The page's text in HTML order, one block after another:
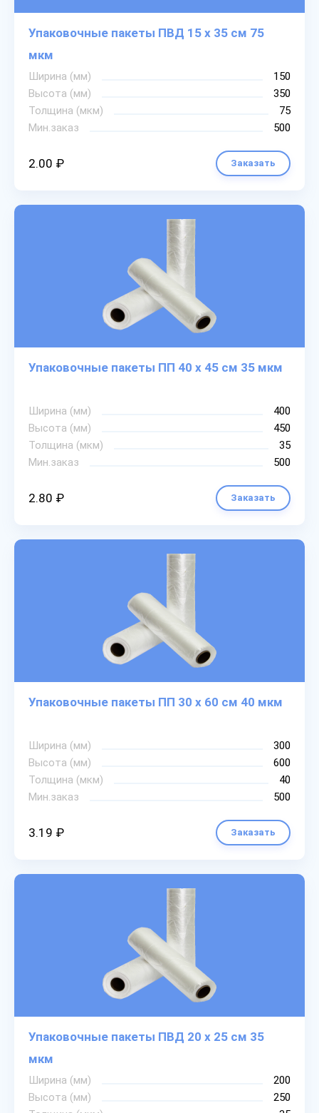
Упаковочные пакеты ПВД 15 х 35 см 75
мкм
Ширина (мм)
150
Высота (мм)
350
Толщина (мкм)
75
Мин.заказ
500
2.00 ₽ Заказать
Упаковочные пакеты ПП 40 х 45 см 35 мкм
Ширина (мм)
400
Высота (мм)
450
Толщина (мкм)
35
Мин.заказ
500
2.80 ₽ Заказать
Упаковочные пакеты ПП 30 х 60 см 40 мкм
Ширина (мм)
300
Высота (мм)
600
Толщина (мкм)
40
Мин.заказ
500
3.19 ₽ Заказать
Упаковочные пакеты ПВД 20 х 25 см 35
мкм
Ширина (мм)
200
Высота (мм)
250